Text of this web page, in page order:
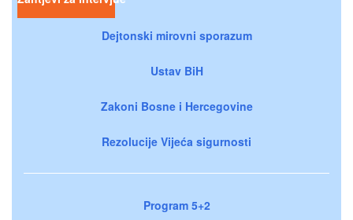
Dejtonski mirovni sporazum
Ustav BiH
Zakoni Bosne i Hercegovine
Rezolucije Vijeća sigurnosti
Program 5+2